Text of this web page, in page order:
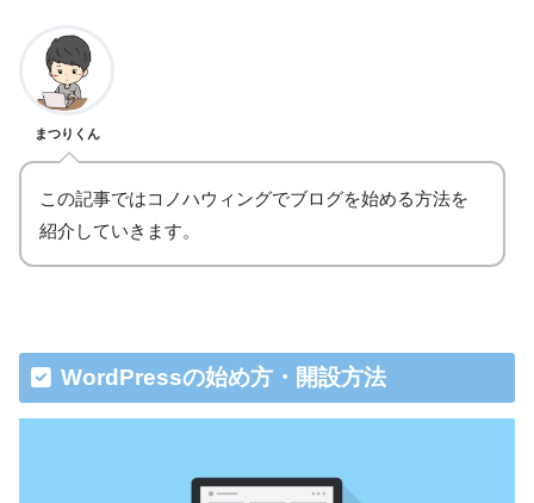
まつりくん
この記事ではコノハウィングでブログを始める方法を
紹介していきます。
WordPressの始め方・開設方法